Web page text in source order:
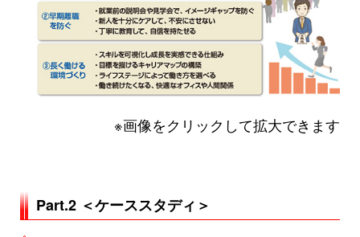
※画像をクリックして拡大できます
Part.2 ＜ケーススタディ＞